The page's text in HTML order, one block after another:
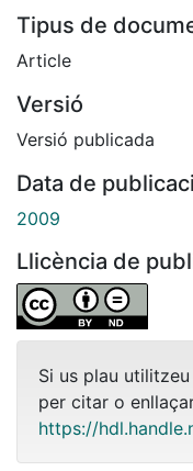
Tipus de
Article
Versió
Versió publicada
Data de
2009
Llicència de
Si us plau
per citar o
https://